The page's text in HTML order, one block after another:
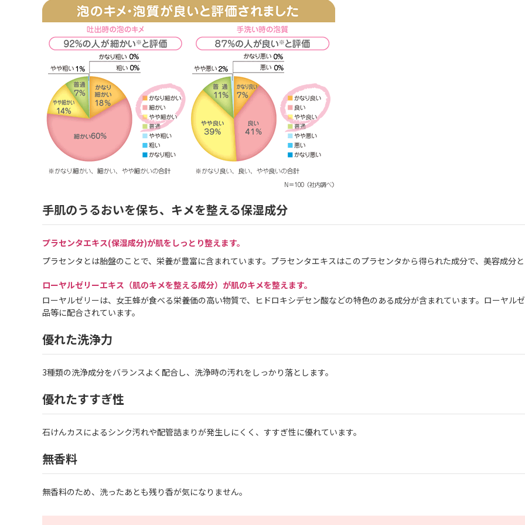
手肌のうるおいを保ち、キメを整える保湿成分
プラセンタエキス(保湿成分)が肌をしっとり整えます。
プラセンタとは胎盤のことで、栄養が豊富に含まれています。プラセンタエキスはこのプラセンタから得られた成分で、美容成分
ローヤルゼリーエキス（肌のキメを整える成分）が肌のキメを整えます。
ローヤルゼリーは、女王蜂が食べる栄養価の高い物質で、ヒドロキシデセン酸などの特色のある成分が含まれています。ローヤル
品等に配合されています。
優れた洗浄力
3種類の洗浄成分をバランスよく配合し、洗浄時の汚れをしっかり落とします。
優れたすすぎ性
石けんカスによるシンク汚れや配管詰まりが発生しにくく、すすぎ性に優れています。
無香料
無香料のため、洗ったあとも残り香が気になりません。